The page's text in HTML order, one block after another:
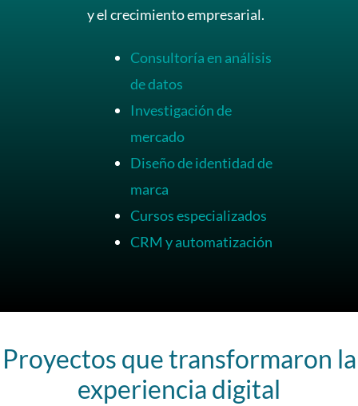
y el crecimiento empresarial.
Consultoría en análisis
de datos
Investigación de
mercado
Diseño de identidad de
marca
Cursos especializados
CRM y automatización
Proyectos que transformaron la
experiencia digital